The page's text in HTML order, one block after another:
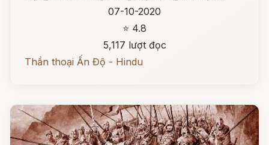
07-10-2020
⭐ 4.8
5,117 lượt đọc
Thần thoại Ấn Độ - Hindu